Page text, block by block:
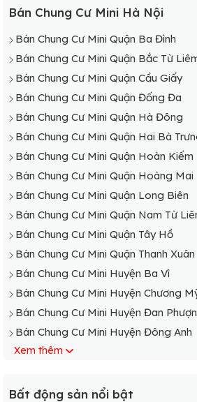
Bán Chung Cư Mini Hà Nội
Bán Chung Cư Mini Quận Ba Đình
Bán Chung Cư Mini Quận Bắc Từ
Bán Chung Cư Mini Quận Cầu Giấy
Bán Chung Cư Mini Quận Đống Đa
Bán Chung Cư Mini Quận Hà Đông
Bán Chung Cư Mini Quận Hai Bà
Bán Chung Cư Mini Quận Hoàn Kiếm
Bán Chung Cư Mini Quận Hoàng Mai
Bán Chung Cư Mini Quận Long Biên
Bán Chung Cư Mini Quận Nam Từ
Bán Chung Cư Mini Quận Tây Hồ
Bán Chung Cư Mini Quận Thanh Xuân
Bán Chung Cư Mini Huyện Ba Vì
Bán Chung Cư Mini Huyện Chương
Bán Chung Cư Mini Huyện Đan
Bán Chung Cư Mini Huyện Đông Anh
Bán Chung Cư Mini Huyện Gia Lâm
Bán Chung Cư Mini Huyện Mê Linh
Xem thêm
Bất động sản nổi bật